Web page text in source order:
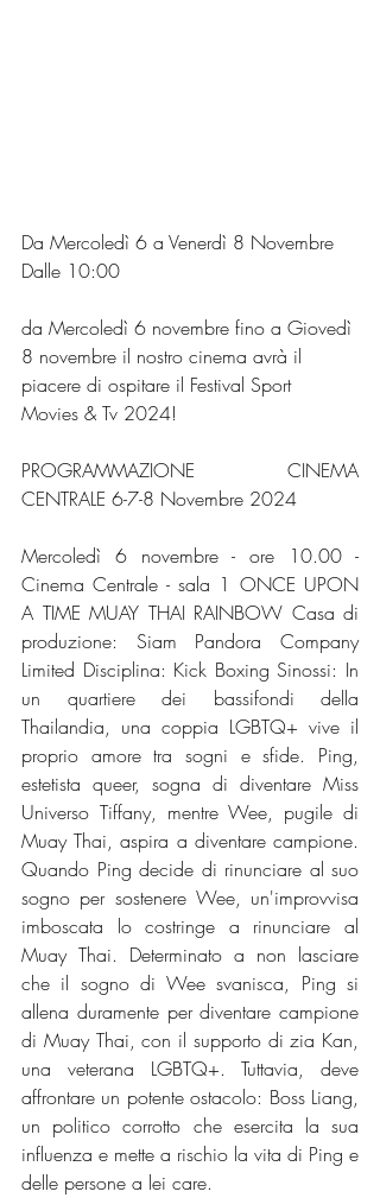
Da Mercoledì 6 a Venerdì 8 Novembre
Dalle 10:00
da Mercoledì 6 novembre fino a Giovedì
8 novembre il nostro cinema avrà il
piacere di ospitare il Festival Sport
Movies & Tv 2024!
PROGRAMMAZIONE CINEMA
CENTRALE 6-7-8 Novembre 2024
Mercoledì 6 novembre - ore 10.00 -
Cinema Centrale - sala 1 ONCE UPON
A TIME MUAY THAI RAINBOW Casa di
produzione: Siam Pandora Company
Limited Disciplina: Kick Boxing Sinossi: In
un quartiere dei bassifondi della
Thailandia, una coppia LGBTQ+ vive il
proprio amore tra sogni e sfide. Ping,
estetista queer, sogna di diventare Miss
Universo Tiffany, mentre Wee, pugile di
Muay Thai, aspira a diventare campione.
Quando Ping decide di rinunciare al suo
sogno per sostenere Wee, un'improvvisa
imboscata lo costringe a rinunciare al
Muay Thai. Determinato a non lasciare
che il sogno di Wee svanisca, Ping si
allena duramente per diventare campione
di Muay Thai, con il supporto di zia Kan,
una veterana LGBTQ+. Tuttavia, deve
affrontare un potente ostacolo: Boss Liang,
un politico corrotto che esercita la sua
influenza e mette a rischio la vita di Ping e
delle persone a lei care.